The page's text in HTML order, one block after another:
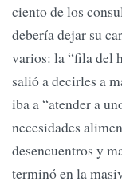
ciento de los
debería dejar su
varios: la “fila del
salió a decirles a
iba a “atender a
necesidades
desencuentros y
terminó en la